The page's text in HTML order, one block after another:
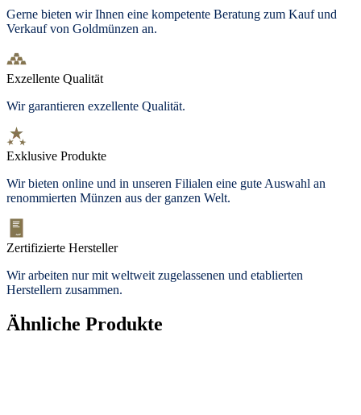
Gerne bieten wir Ihnen eine kompetente Beratung zum Kauf und
Verkauf von Goldmünzen an.
Exzellente Qualität
Wir garantieren exzellente Qualität.
Exklusive Produkte
Wir bieten online und in unseren Filialen eine gute Auswahl an
renommierten Münzen aus der ganzen Welt.
Zertifizierte Hersteller
Wir arbeiten nur mit weltweit zugelassenen und etablierten
Herstellern zusammen.
Ähnliche Produkte